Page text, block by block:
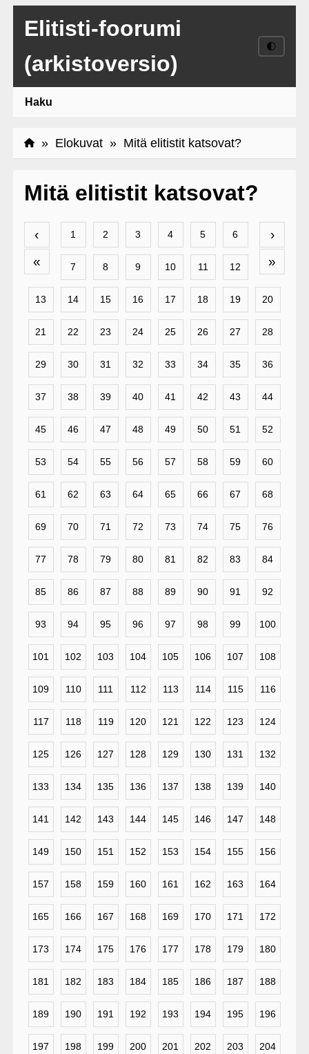
Elitisti-foorumi
(arkistoversio)
🌓
Haku
» Elokuvat» Mitä elitistit katsovat?
Mitä elitistit katsovat?
‹
«
›
»
1 2 3 4 5 6
7 8 9 10 11 12
13 14 15 16 17 18 19 20
21 22 23 24 25 26 27 28
29 30 31 32 33 34 35 36
37 38 39 40 41 42 43 44
45 46 47 48 49 50 51 52
53 54 55 56 57 58 59 60
61 62 63 64 65 66 67 68
69 70 71 72 73 74 75 76
77 78 79 80 81 82 83 84
85 86 87 88 89 90 91 92
93 94 95 96 97 98 99 100
101 102 103 104 105 106 107 108
109 110 111 112 113 114 115 116
117 118 119 120 121 122 123 124
125 126 127 128 129 130 131 132
133 134 135 136 137 138 139 140
141 142 143 144 145 146 147 148
149 150 151 152 153 154 155 156
157 158 159 160 161 162 163 164
165 166 167 168 169 170 171 172
173 174 175 176 177 178 179 180
181 182 183 184 185 186 187 188
189 190 191 192 193 194 195 196
197 198 199 200 201 202 203 204